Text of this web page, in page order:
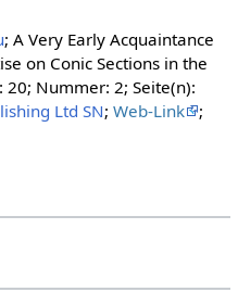
; A Very Early Acquaintance
on Conic Sections in the
20; Nummer: 2; Seite(n):
Ltd SN; Web-Link
;